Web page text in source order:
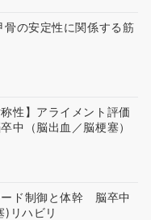
骨の安定性に関係する筋
称性】アライメント評価
中（脳出血／脳梗塞）
ード制御と体幹 脳卒中
)リハビリ